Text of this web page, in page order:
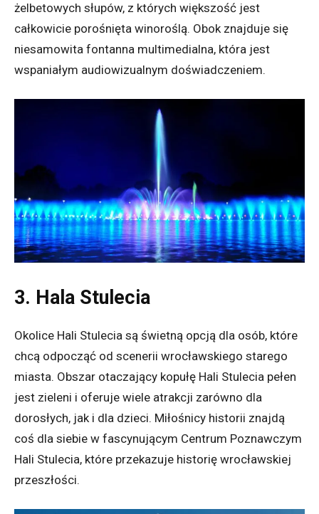
żelbetowych słupów, z których większość jest
całkowicie porośnięta winoroślą. Obok znajduje się
niesamowita fontanna multimedialna, która jest
wspaniałym audiowizualnym doświadczeniem.
3. Hala Stulecia
Okolice Hali Stulecia są świetną opcją dla osób, które
chcą odpocząć od scenerii wrocławskiego starego
miasta. Obszar otaczający kopułę Hali Stulecia pełen
jest zieleni i oferuje wiele atrakcji zarówno dla
dorosłych, jak i dla dzieci. Miłośnicy historii znajdą
coś dla siebie w fascynującym Centrum Poznawczym
Hali Stulecia, które przekazuje historię wrocławskiej
przeszłości.